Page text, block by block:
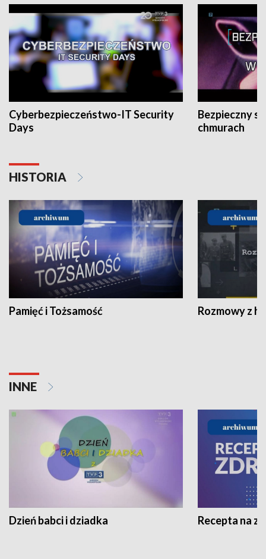
Cyberbezpieczeństwo-IT Security
Days
Bezpieczny
chmurach
HISTORIA
Pamięć i Tożsamość Rozmowy z
INNE
Dzień babci i dziadka Recepta na